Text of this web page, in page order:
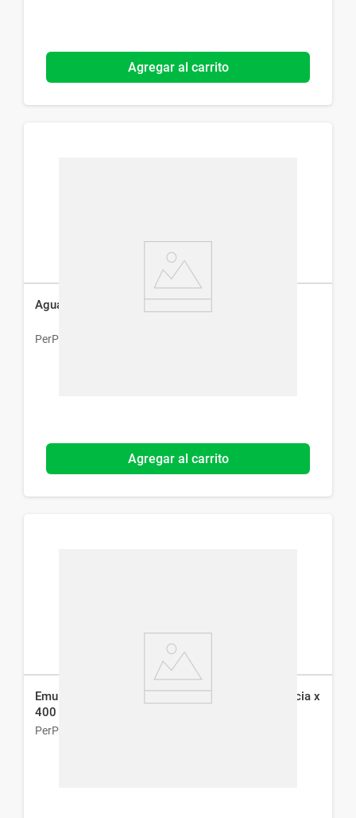
Agregar al carrito
Agua Micelar Perpiel sin Fragancia x 200 ml
PerPiel
Agregar al carrito
Emulsión Corporal Perpiel Vitamina A sin Fragancia x
400 g
PerPiel